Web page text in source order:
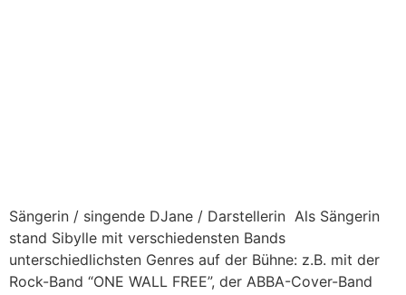
Sängerin / singende DJane / Darstellerin Als Sängerin
stand Sibylle mit verschiedensten Bands
unterschiedlichsten Genres auf der Bühne: z.B. mit der
Rock-Band “ONE WALL FREE”, der ABBA-Cover-Band